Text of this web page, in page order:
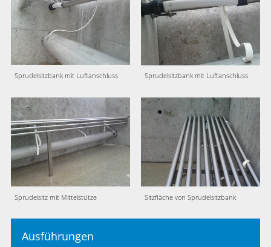
Sprudelsitzbank mit Luftanschluss Sprudelsitzbank mit Luftanschluss
Sprudelsitz mit Mittelstütze Sitzfläche von Sprudelsitzbank
Ausführungen